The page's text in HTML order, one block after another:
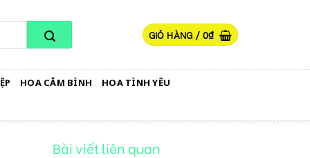
GIỎ HÀNG / 0₫
HOA CẮM BÌNH HOA TÌNH YÊU
Bài viết liên quan